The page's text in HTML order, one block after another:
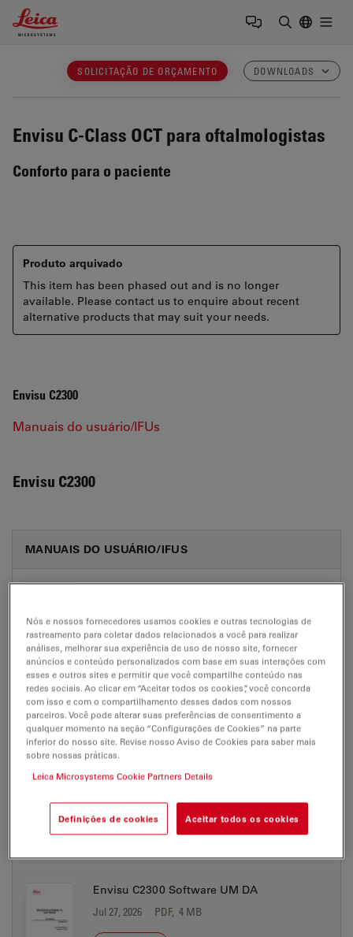
Leica Microsystems Logo
SOLICITAÇÃO DE ORÇAMENTO DOWNLOADS
Envisu C-Class OCT para oftalmologistas
Conforto para o paciente
Produto arquivado
This item has been phased out and is no longer
available. Please contact us to enquire about recent
alternative products that may suit your needs.
Envisu C2300
Manuais do usuário/IFUs
Envisu C2300
MANUAIS DO USUÁRIO/IFUS
Envisu C2300 Software UM AR
DOWNLOAD
Envisu C2300 Software UM BG
Jul 27, 2026 PDF, 5 MB
DOWNLOAD
Envisu C2300 Software UM DA
Jul 27, 2026 PDF, 4 MB
Nós e nossos fornecedores usamos cookies e outras tecnologias de
rastreamento para coletar dados relacionados a você para realizar
análises, melhorar sua experiência de uso de nosso site, fornecer
anúncios e conteúdo personalizados com base em suas interações com
esses e outros sites e permitir que você compartilhe conteúdo nas
redes sociais. Ao clicar em “Aceitar todos os cookies”, você concorda
com isso e com o compartilhamento desses dados com nossos
parceiros. Você pode alterar suas preferências de consentimento a
qualquer momento na seção “Configurações de Cookies” na parte
inferior do nosso site. Revise nosso Aviso de Cookies para saber mais
sobre nossas práticas.
Leica Microsystems Cookie Partners Details
Definições de cookies Aceitar todos os cookies